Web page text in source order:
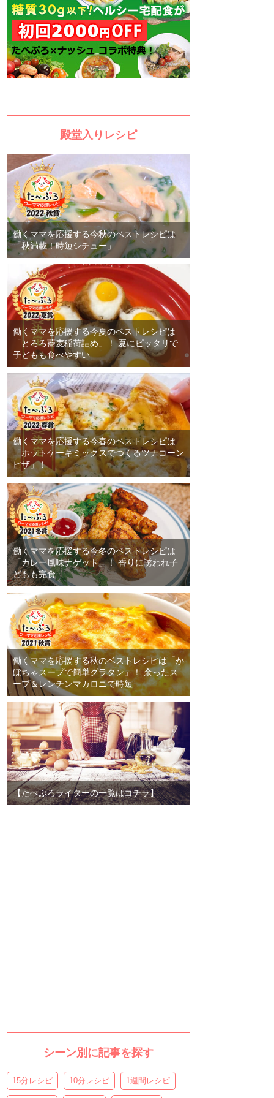
殿堂入りレシピ
働くママを応援する今秋のベストレシピは
「秋満載！時短シチュー」
働くママを応援する今夏のベストレシピは
「とろろ蕎麦稲荷詰め」！ 夏にピッタリで
子どもも食べやすい
働くママを応援する今春のベストレシピは
「ホットケーキミックスでつくるツナコーン
ピザ」！
働くママを応援する今冬のベストレシピは
「カレー風味ナゲット」！ 香りに誘われ子
どもも完食
働くママを応援する秋のベストレシピは「か
ぼちゃスープで簡単グラタン」！ 余ったス
ープ＆レンチンマカロニで時短
【たべぷろライターの一覧はコチラ】
シーン別に記事を探す
15分レシピ 10分レシピ 1週間レシピ